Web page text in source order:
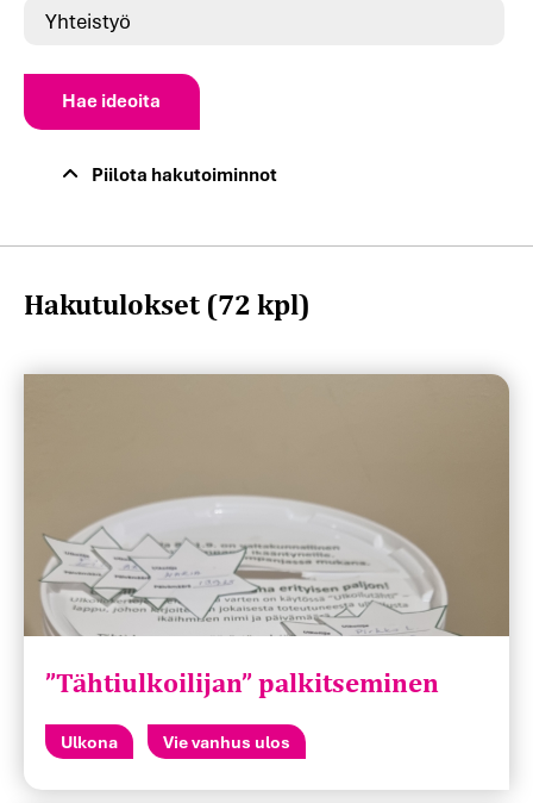
Yhteistyö
Hae ideoita
Piilota hakutoiminnot
Hakutulokset (72 kpl)
”Tähtiulkoilijan” palkitseminen
Ulkona Vie vanhus ulos